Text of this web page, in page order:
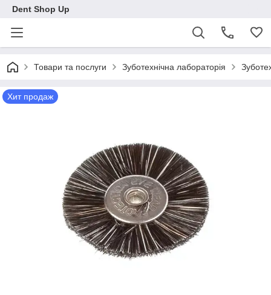
Dent Shop Up
Товари та послуги Зуботехнічна лабораторія
Хит продаж